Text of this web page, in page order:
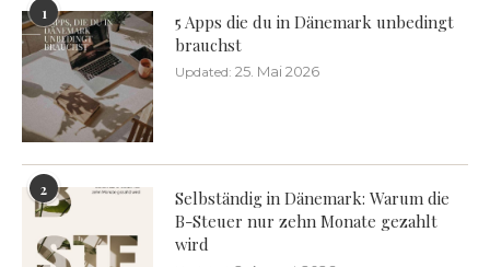
1
5 Apps die du in Dänemark unbedingt
brauchst
Updated: 25. Mai 2026
2
Selbständig in Dänemark: Warum die
B-Steuer nur zehn Monate gezahlt
wird